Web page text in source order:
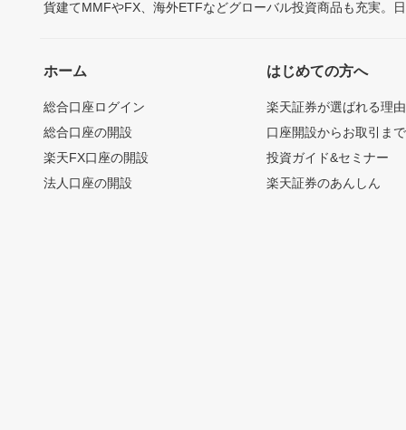
貨建てMMFやFX、海外ETFなどグローバル投資商品も充実。
ホーム
総合口座ログイン
総合口座の開設
楽天FX口座の開設
法人口座の開設
はじめての方へ
楽天証券が選ばれる理由
口座開設からお取引ま
投資ガイド&セミナー
楽天証券のあんしん